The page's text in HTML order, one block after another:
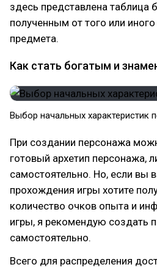
здесь представлена таблица
полученным от того или
предмета.
Как стать богатым и
Выбор начальных характеристик
При создании персонажа
готовый архетип персонажа,
самостоятельно. Но, если вы
прохождения игры хотите
количество очков опыта и
игры, я рекомендую создать
самостоятельно.
Всего для распределения